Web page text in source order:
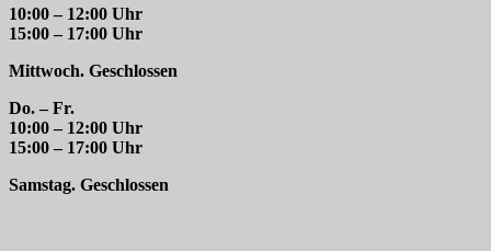
10:00 – 12:00 Uhr
15:00 – 17:00 Uhr
Mittwoch. Geschlossen
Do. – Fr.
10:00 – 12:00 Uhr
15:00 – 17:00 Uhr
Samstag. Geschlossen